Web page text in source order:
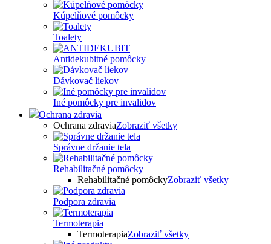
Kúpelňové pomôcky
Toalety
Antidekubitné pomôcky
Dávkovač liekov
Iné pomôcky pre invalidov
Ochrana zdravia
Ochrana zdraviaZobraziť všetky
Správne držanie tela
Rehabilitačné pomôcky
Rehabilitačné pomôckyZobraziť všetky
Podpora zdravia
Termoterapia
TermoterapiaZobraziť všetky